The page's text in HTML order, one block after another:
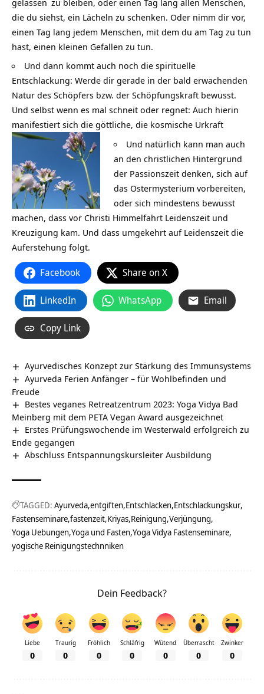
die du siehst, ein Lächeln zu schenken. Oder nimm dir vor,
einen Tag lang jedem Menschen, mit dem du am Tag zu tun
hast, einen kleinen Gefallen zu tun.
Und dann kommt auch noch die spirituelle
Entschlackung: Werde dir gerade in der bald erwachenden
Natur des Schöpfers bzw. der Schöpfungskraft bewusst.
Und selbst wenn es mal schneit oder regnet: Auch hierin
manifestiert sich die göttliche, die kosmische Urkraft
Und natürlich kann man auch
an den christlichen Hintergrund
der Passionszeit denken, sich auf
das Ostermysterium vorbereiten,
oder sich mindestens bewusst
machen, dass vor Christi Himmelfahrt Leidenszeit und
Kreuzigung kam. Und dass umgekehrt auf Leidenszeit die
Auferstehung folgt.
Facebook Share on X
LinkedIn WhatsApp Email
Copy Link
Ayurvedisches Konzept zur Stärkung des Immunsystems
Ayurveda Ferien Anfänger – für Wohlbefinden und
Freude
Bestes veganes Retreatzentrum 2023: Yoga Vidya Bad
Meinberg mit dem PETA Vegan Award ausgezeichnet
Erstes Prüfungswochende im Westerwald erfolgreich zu
Ende gegangen
Abschluss Entspannungskursleiter Ausbildung
TAGGED: Ayurveda entgiften Entschlacken Entschlackungskur
Fastenseminare fastenzeit Kriyas Reinigung Verjüngung
Yoga Uebungen Yoga und Fasten Yoga Vidya Fastenseminare
yogische Reinigungstechnniken
Dein Feedback?
Liebe
0
Traurig
0
Fröhlich
0
Schläfrig
0
Wütend
0
Überrascht
0
Zwinker
0